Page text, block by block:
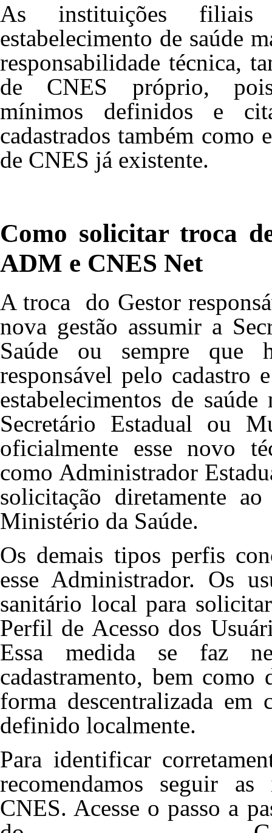
As instituições
estabelecimento de saúde
responsabilidade técnica,
de CNES próprio,
mínimos definidos e
cadastrados também como
de CNES já existente.
Como solicitar troca
ADM e CNES Net
A troca do Gestor
nova gestão assumir a
Saúde ou sempre que
responsável pelo cadastro
estabelecimentos de
Secretário Estadual ou
oficialmente esse novo
como Administrador
solicitação diretamente
Ministério da Saúde.
Os demais tipos perfis
esse Administrador. Os
sanitário local para
Perfil de Acesso dos
Essa medida se faz
cadastramento, bem como
forma descentralizada
definido localmente.
Para identificar
recomendamos seguir
CNES. Acesse o passo a